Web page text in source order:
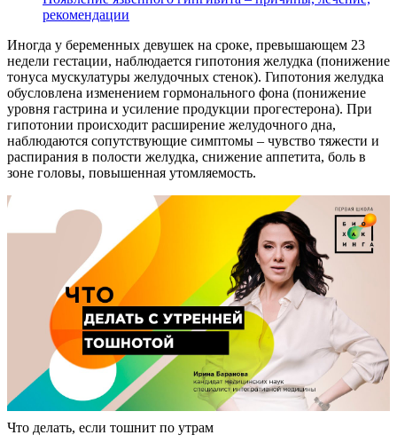
рекомендации
Иногда у беременных девушек на сроке, превышающем 23
недели гестации, наблюдается гипотония желудка (понижение
тонуса мускулатуры желудочных стенок). Гипотония желудка
обусловлена изменением гормонального фона (понижение
уровня гастрина и усиление продукции прогестерона). При
гипотонии происходит расширение желудочного дна,
наблюдаются сопутствующие симптомы – чувство тяжести и
распирания в полости желудка, снижение аппетита, боль в
зоне головы, повышенная утомляемость.
Что делать, если тошнит по утрам